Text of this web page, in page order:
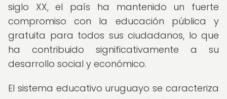
siglo XX, el país ha mantenido un fuerte
compromiso con la educación pública y
gratuita para todos sus ciudadanos, lo que
ha contribuido significativamente a su
desarrollo social y económico.
El sistema educativo uruguayo se caracteriza